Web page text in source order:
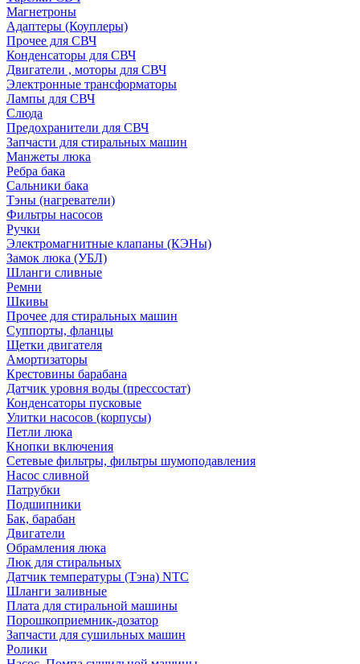
Магнетроны
Адаптеры (Коуплеры)
Прочее для СВЧ
Конденсаторы для СВЧ
Двигатели , моторы для СВЧ
Электронные трансформаторы
Лампы для СВЧ
Слюда
Предохранители для СВЧ
Запчасти для стиральных машин
Манжеты люка
Ребра бака
Сальники бака
Тэны (нагреватели)
Фильтры насосов
Ручки
Электромагнитные клапаны (КЭНы)
Замок люка (УБЛ)
Шланги сливные
Ремни
Шкивы
Прочее для стиральных машин
Суппорты, фланцы
Щетки двигателя
Амортизаторы
Крестовины барабана
Датчик уровня воды (прессостат)
Конденсаторы пусковые
Улитки насосов (корпусы)
Петли люка
Кнопки включения
Сетевые фильтры, фильтры шумоподавления
Насос сливной
Патрубки
Подшипники
Бак, барабан
Двигатели
Обрамления люка
Люк для стиральных
Датчик температуры (Тэна) NTC
Шланги заливные
Плата для стиральной машины
Порошкоприемник-дозатор
Запчасти для сушильных машин
Ролики